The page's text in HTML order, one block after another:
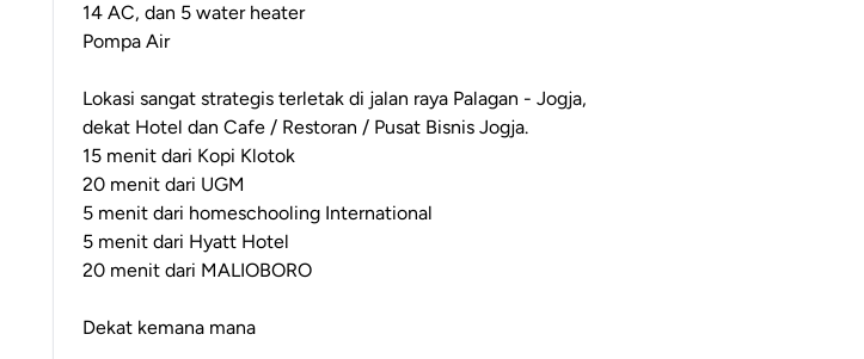
14 AC, dan 5 water heater
Pompa Air
Lokasi sangat strategis terletak di jalan raya Palagan - Jogja,
dekat Hotel dan Cafe / Restoran / Pusat Bisnis Jogja.
15 menit dari Kopi Klotok
20 menit dari UGM
5 menit dari homeschooling International
5 menit dari Hyatt Hotel
20 menit dari MALIOBORO
Dekat kemana mana